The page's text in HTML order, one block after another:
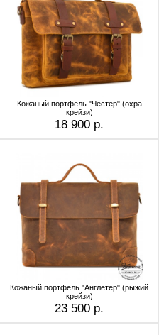
Кожаный портфель "Честер" (охра
крейзи)
18 900 р.
Кожаный портфель "Англетер" (рыжий
крейзи)
23 500 р.